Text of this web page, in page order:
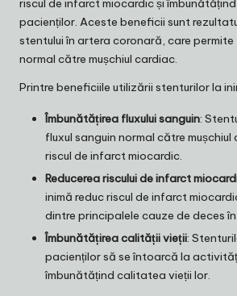
riscul de infarct miocardic și
pacienților. Aceste beneficii sunt
stentului în artera coronară, care permite
normal către mușchiul cardiac.
Printre beneficiile utilizării stenturilor la
Îmbunătățirea fluxului sanguin:
fluxul sanguin normal către
riscul de infarct miocardic.
Reducerea riscului de infarct
inimă reduc riscul de infarct
dintre principalele cauze de deces în
Îmbunătățirea calității vieții:
pacienților să se întoarcă la
îmbunătățind calitatea vieții lor.